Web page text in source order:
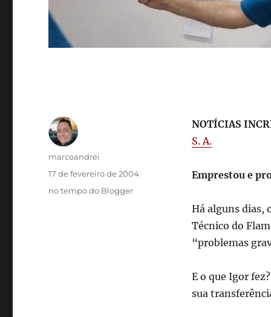
NOTÍCIAS
S. A.
Emprestou e
Há alguns dias,
Técnico do
“problemas
E o que Igor
sua
Autor
marcoandrei
Publicado
17 de fevereiro de 2004
Categorias
no tempo do Blogger